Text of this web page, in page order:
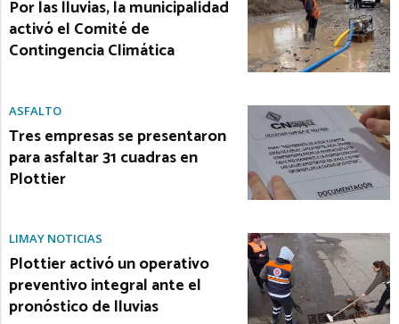
Por las lluvias, la municipalidad
activó el Comité de
Contingencia Climática
ASFALTO
Tres empresas se presentaron
para asfaltar 31 cuadras en
Plottier
LIMAY NOTICIAS
Plottier activó un operativo
preventivo integral ante el
pronóstico de lluvias